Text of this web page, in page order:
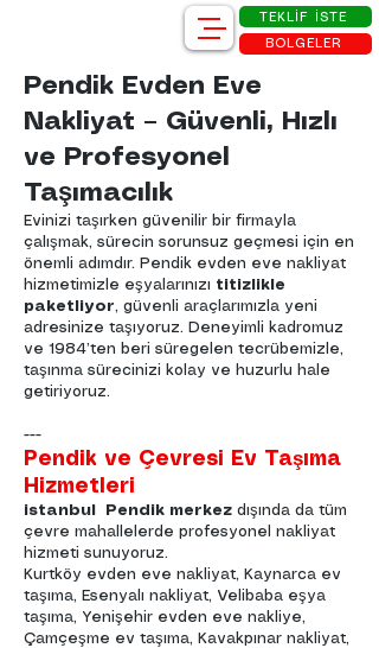
TEKLİF İSTE
BÖLGELER
Pendik Evden Eve
Nakliyat – Güvenli, Hızlı
ve Profesyonel
Taşımacılık
Evinizi taşırken güvenilir bir firmayla
çalışmak, sürecin sorunsuz geçmesi için en
önemli adımdır. Pendik evden eve nakliyat
hizmetimizle eşyalarınızı titizlikle
paketliyor, güvenli araçlarımızla yeni
adresinize taşıyoruz. Deneyimli kadromuz
ve 1984’ten beri süregelen tecrübemizle,
taşınma sürecinizi kolay ve huzurlu hale
getiriyoruz.
---
Pendik ve Çevresi Ev Taşıma
Hizmetleri
istanbul Pendik merkez dışında da tüm
çevre mahallelerde profesyonel nakliyat
hizmeti sunuyoruz.
Kurtköy evden eve nakliyat, Kaynarca ev
taşıma, Esenyalı nakliyat, Velibaba eşya
taşıma, Yenişehir evden eve nakliye,
Çamçeşme ev taşıma, Kavakpınar nakliyat,